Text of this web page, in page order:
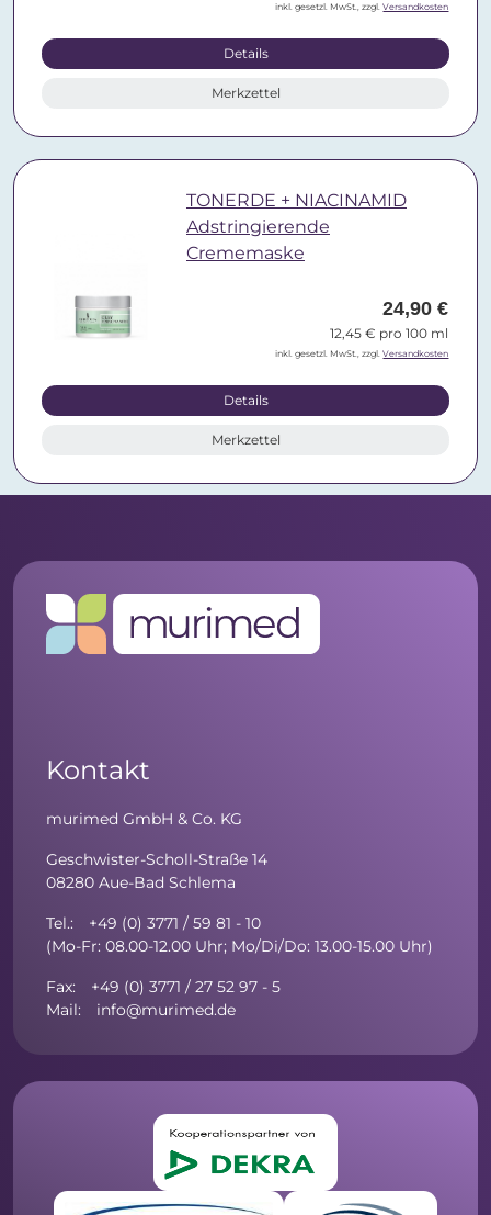
inkl. gesetzl. MwSt., zzgl.Versandkosten
Details
Merkzettel
TONERDE + NIACINAMID
Adstringierende
Crememaske
24,90 €
12,45 € pro 100 ml
inkl. gesetzl. MwSt., zzgl.Versandkosten
Details
Merkzettel
Kontakt
murimed GmbH & Co. KG
Geschwister-Scholl-Straße 14
08280 Aue-Bad Schlema
Tel.: +49 (0) 3771 / 59 81 - 10
(Mo-Fr: 08.00-12.00 Uhr; Mo/Di/Do: 13.00-15.00 Uhr)
Fax: +49 (0) 3771 / 27 52 97 - 5
Mail: info@murimed.de